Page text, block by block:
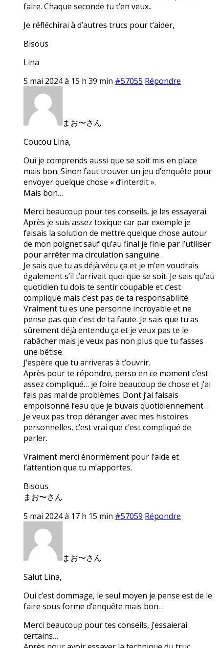
faire. Chaque seconde tu t’en veux..
Je réfléchirai à d’autres trucs pour t’aider,
Bisous
Lina
5 mai 2024 à 15 h 39 min #57055 Répondre
まお〜さん
Coucou Lina,
Oui je comprends aussi que se soit mis en place
mais bon. Sinon faut trouver un jeu d’enquête pour
envoyer quelque chose « d’interdit ».
Mais bon…
Merci beaucoup pour tes conseils, je les essayerai.
Après je suis assez toxique car par exemple je
faisais la solution de mettre quelque chose autour
de mon poignet sauf qu’au final je finie par l’utiliser
pour arrêter ma circulation sanguine…
Je sais que tu as déjà vécu ça et je m’en voudrais
également s’il t’arrivait quoi que se soit. Je sais qu’au
quotidien tu dois te sentir coupable et c’est
compliqué mais c’est pas de ta responsabilité.
Vraiment tu es une personne incroyable et ne
pense pas que c’est de ta faute. Je sais que tu as
sûrement déjà entendu ça et je veux pas te le
rabâcher mais je veux pas non plus que tu fasses
une bêtise.
J’espère que tu arriveras à t’ouvrir.
Après pour te répondre, perso en ce moment c’est
assez compliqué… je foire beaucoup de chose et j’ai
fais pas mal de problèmes. Dont j’ai faisais
empoisonné l’eau que je buvais quotidiennement…
Je veux pas trop déranger avec mes histoires
personnelles, c’est vrai que c’est compliqué de
parler.
Vraiment merci énormément pour l’aide et
l’attention que tu m’apportes.
Bisous
まお〜さん
5 mai 2024 à 17 h 15 min #57059 Répondre
まお〜さん
Salut Lina,
Oui c’est dommage, le seul moyen je pense est de le
faire sous forme d’enquête mais bon…
Merci beaucoup pour tes conseils, j’essaierai
certains…